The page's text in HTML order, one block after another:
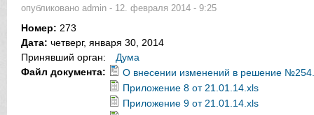
опубликовано admin - 12. февраля 2014 - 9:25
Номер: 273
Дата: четверг, января 30, 2014
Принявший орган:
Дума
Файл документа:
О внесении изменений в решение
Приложение 8 от 21.01.14.xls
Приложение 9 от 21.01.14.xls